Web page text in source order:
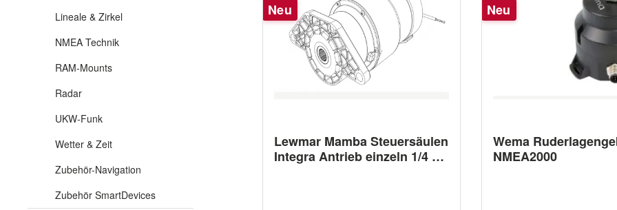
Lineale & Zirkel
NMEA Technik
RAM-Mounts
Radar
UKW-Funk
Wetter & Zeit
Zubehör-Navigation
Zubehör SmartDevices
Neu
Lewmar Mamba Steuersäulen
Integra Antrieb einzeln 1/4 PS
Neu
Wema
NMEA2000